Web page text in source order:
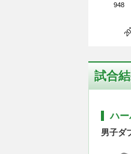
948
試合
ハー
男子ダ